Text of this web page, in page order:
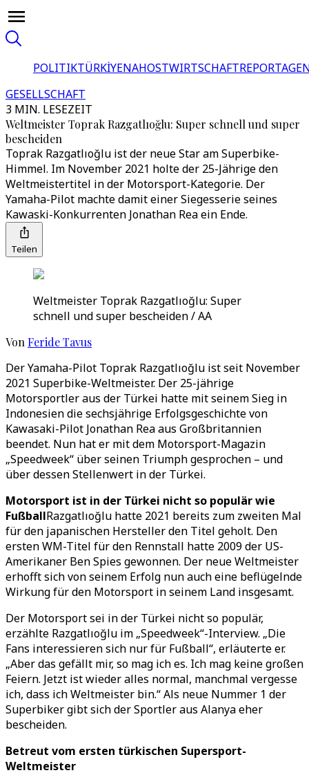
POLITIKTÜRKİYENAHOSTWIRTSCHAFT
GESELLSCHAFT
3 MIN. LESEZEIT
Weltmeister Toprak Razgatlıoğlu: Super schnell und super
bescheiden
Toprak Razgatlıoğlu ist der neue Star am Superbike-
Himmel. Im November 2021 holte der 25-Jährige den
Weltmeistertitel in der Motorsport-Kategorie. Der
Yamaha-Pilot machte damit einer Siegesserie seines
Kawaski-Konkurrenten Jonathan Rea ein Ende.
Teilen
Weltmeister Toprak Razgatlıoğlu: Super
schnell und super bescheiden / AA
Von Feride Tavus
Der Yamaha-Pilot Toprak Razgatlıoğlu ist seit November
2021 Superbike-Weltmeister. Der 25-jährige
Motorsportler aus der Türkei hatte mit seinem Sieg in
Indonesien die sechsjährige Erfolgsgeschichte von
Kawasaki-Pilot Jonathan Rea aus Großbritannien
beendet. Nun hat er mit dem Motorsport-Magazin
„Speedweek“ über seinen Triumph gesprochen – und
über dessen Stellenwert in der Türkei.
Motorsport ist in der Türkei nicht so populär wie
FußballRazgatlıoğlu hatte 2021 bereits zum zweiten Mal
für den japanischen Hersteller den Titel geholt. Den
ersten WM-Titel für den Rennstall hatte 2009 der US-
Amerikaner Ben Spies gewonnen. Der neue Weltmeister
erhofft sich von seinem Erfolg nun auch eine beflügelnde
Wirkung für den Motorsport in seinem Land insgesamt.
Der Motorsport sei in der Türkei nicht so populär,
erzählte Razgatlıoğlu im „Speedweek“-Interview. „Die
Fans interessieren sich nur für Fußball“, erläuterte er.
„Aber das gefällt mir, so mag ich es. Ich mag keine großen
Feiern. Jetzt ist wieder alles normal, manchmal vergesse
ich, dass ich Weltmeister bin.“ Als neue Nummer 1 der
Superbiker gibt sich der Sportler aus Alanya eher
bescheiden.
Betreut vom ersten türkischen Supersport-
Weltmeister